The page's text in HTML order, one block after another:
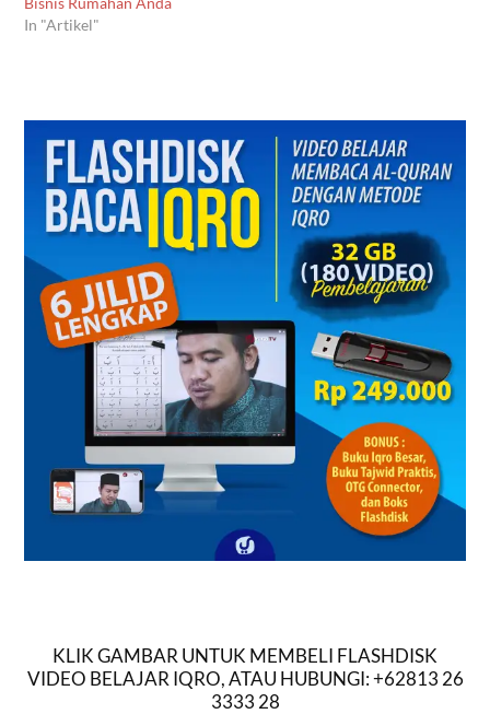
In "Artikel"
KLIK GAMBAR UNTUK MEMBELI FLASHDISK
VIDEO BELAJAR IQRO, ATAU HUBUNGI: +62813 26
3333 28